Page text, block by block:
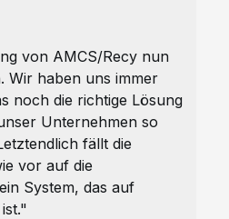
von AMCS/Recy nun
Wir haben uns immer
noch die richtige Lösung
Unternehmen so
fällt die
vor auf die
System, das auf